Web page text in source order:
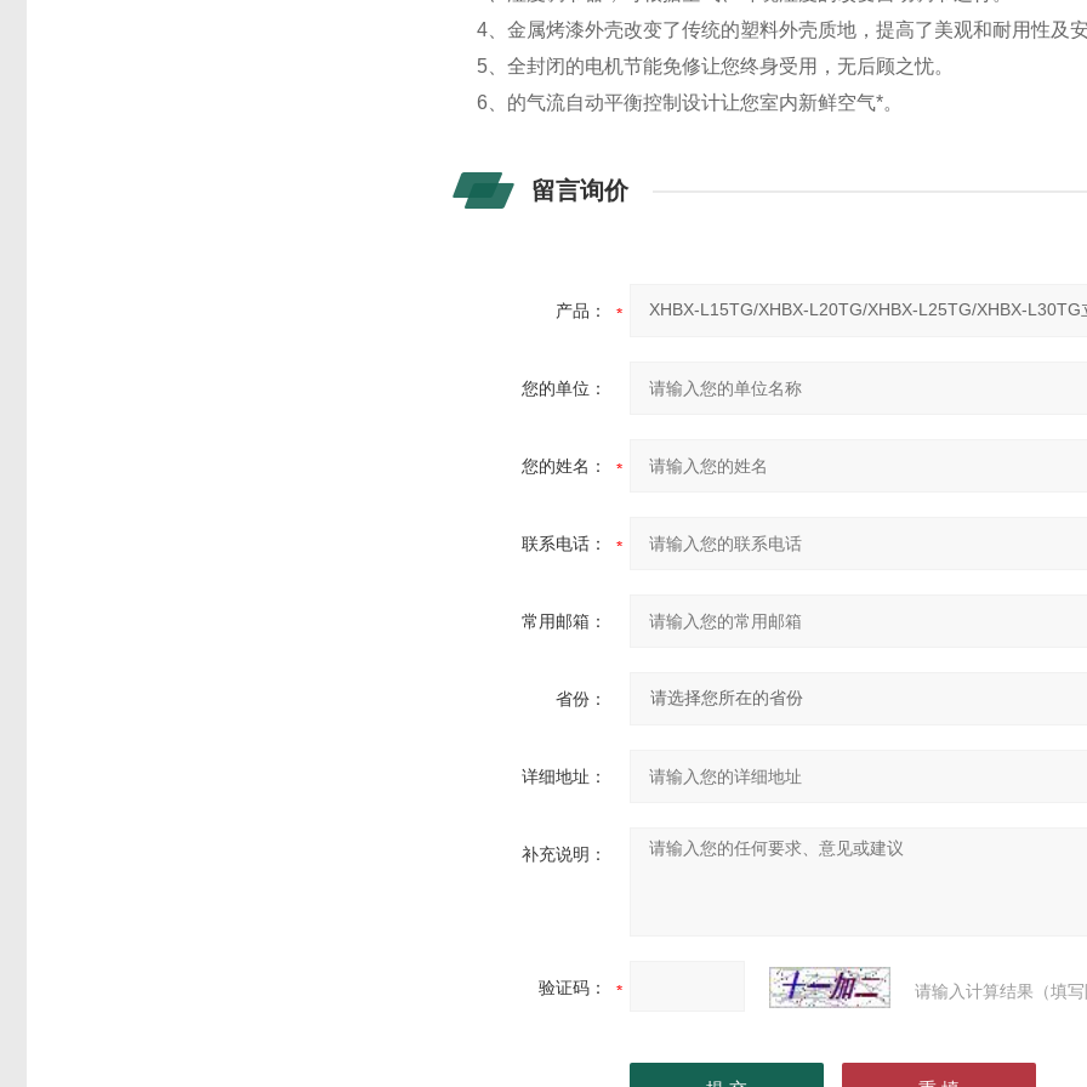
4、金属烤漆外壳改变了传统的塑料外壳质地，提高了美观和耐用性及
5、全封闭的电机节能免修让您终身受用，无后顾之忧。
6、的气流自动平衡控制设计让您室内新鲜空气*。
留言询价
产品：
您的单位：
您的姓名：
联系电话：
常用邮箱：
省份：
详细地址：
补充说明：
验证码： 请输入计算结果（填